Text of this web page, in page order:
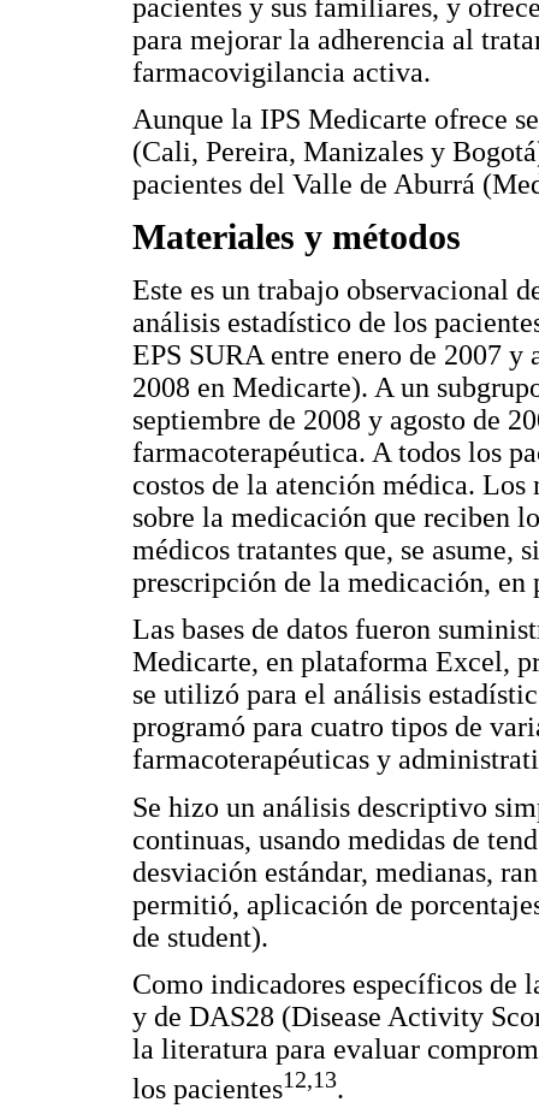
pacientes y sus familiares, y
para mejorar la adherencia al
farmacovigilancia activa.
Aunque la IPS Medicarte ofrece
(Cali, Pereira, Manizales y
pacientes del Valle de Aburrá
Materiales y métodos
Este es un trabajo observacional
análisis estadístico de los
EPS SURA entre enero de 2007 y
2008 en Medicarte). A un
septiembre de 2008 y agosto de
farmacoterapéutica. A todos los
costos de la atención médica.
sobre la medicación que reciben
médicos tratantes que, se asume,
prescripción de la medicación,
Las bases de datos fueron
Medicarte, en plataforma Excel,
se utilizó para el análisis
programó para cuatro tipos de
farmacoterapéuticas y
Se hizo un análisis descriptivo
continuas, usando medidas de
desviación estándar, medianas,
permitió, aplicación de
de student).
Como indicadores específicos de
y de DAS28 (Disease Activity
la literatura para evaluar
los pacientes12,13.